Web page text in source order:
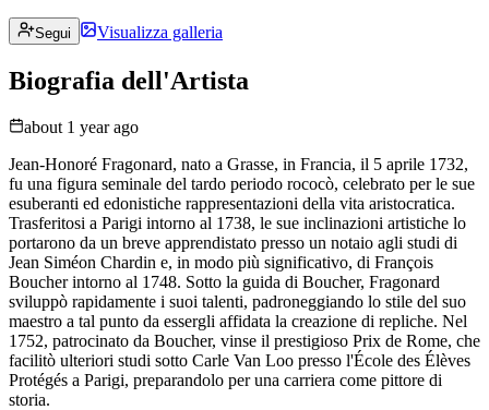
Segui Visualizza galleria
Biografia dell'Artista
about 1 year ago
Jean-Honoré Fragonard, nato a Grasse, in Francia, il 5 aprile 1732,
fu una figura seminale del tardo periodo rococò, celebrato per le sue
esuberanti ed edonistiche rappresentazioni della vita aristocratica.
Trasferitosi a Parigi intorno al 1738, le sue inclinazioni artistiche lo
portarono da un breve apprendistato presso un notaio agli studi di
Jean Siméon Chardin e, in modo più significativo, di François
Boucher intorno al 1748. Sotto la guida di Boucher, Fragonard
sviluppò rapidamente i suoi talenti, padroneggiando lo stile del suo
maestro a tal punto da essergli affidata la creazione di repliche. Nel
1752, patrocinato da Boucher, vinse il prestigioso Prix de Rome, che
facilitò ulteriori studi sotto Carle Van Loo presso l'École des Élèves
Protégés a Parigi, preparandolo per una carriera come pittore di
storia.